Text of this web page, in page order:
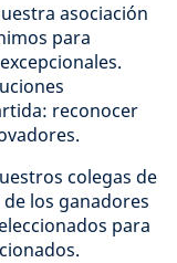
asociación
para
reconocer
colegas de
los ganadores
para